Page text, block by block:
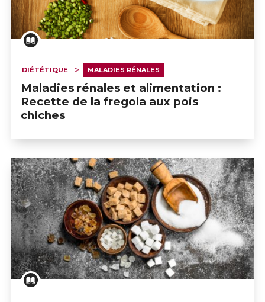
DIÉTÉTIQUE MALADIES RÉNALES
Maladies rénales et alimentation :
Recette de la fregola aux pois
chiches